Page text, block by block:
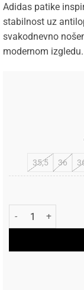
Adidas patike
stabilnost uz
svakodnevno
modernom izgledu.
35,5 36
Adidas Patike